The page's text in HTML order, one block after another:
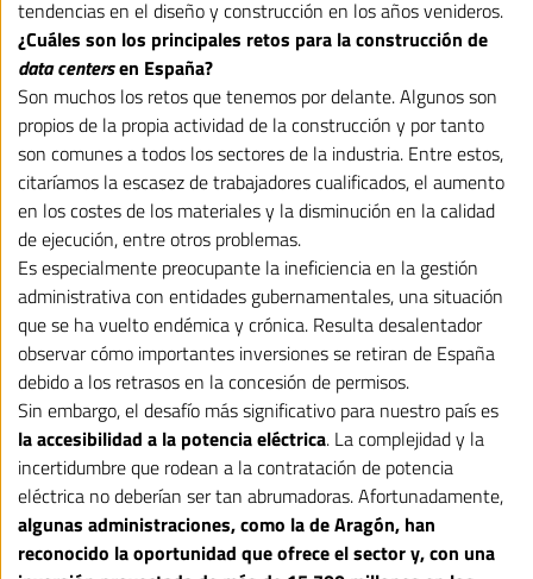
tendencias en el diseño y construcción en los años venideros.
¿Cuáles son los principales retos para la construcción de
data centersen España?
Son muchos los retos que tenemos por delante. Algunos son
propios de la propia actividad de la construcción y por tanto
son comunes a todos los sectores de la industria. Entre estos,
citaríamos la escasez de trabajadores cualificados, el aumento
en los costes de los materiales y la disminución en la calidad
de ejecución, entre otros problemas.
Es especialmente preocupante la ineficiencia en la gestión
administrativa con entidades gubernamentales, una situación
que se ha vuelto endémica y crónica. Resulta desalentador
observar cómo importantes inversiones se retiran de España
debido a los retrasos en la concesión de permisos.
Sin embargo, el desafío más significativo para nuestro país es
la accesibilidad a la potencia eléctrica. La complejidad y la
incertidumbre que rodean a la contratación de potencia
eléctrica no deberían ser tan abrumadoras. Afortunadamente,
algunas administraciones, como la de Aragón, han
reconocido la oportunidad que ofrece el sector y, con una